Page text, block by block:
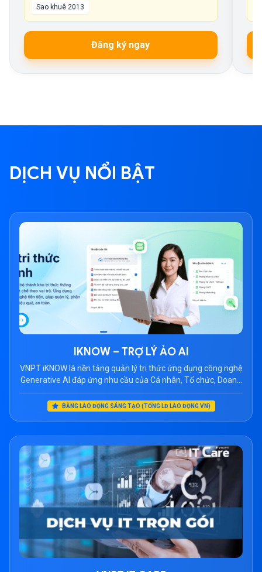
Sao khuê 2013
Đăng ký ngay
DỊCH VỤ NỔI BẬT
IKNOW – TRỢ LÝ ẢO AI
VNPT iKNOW là nền tảng quản lý tri thức ứng dụng công nghệ
Generative AI đáp ứng nhu cầu của Cá nhân, Tổ chức, Doanh
nghiệp, giảm thời gian tra cứu thông tin và tối ưu trải nghiệm
người dùng Ưu điểm VNPT Iknow Các chức năng trợ lý ảo
BẰNG LAO ĐỘNG SÁNG TẠO (TỔNG LĐ LAO ĐỘNG VN)